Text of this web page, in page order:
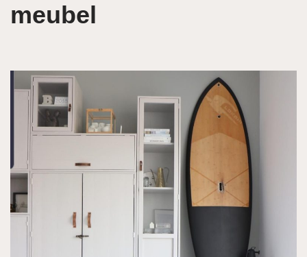
meubel